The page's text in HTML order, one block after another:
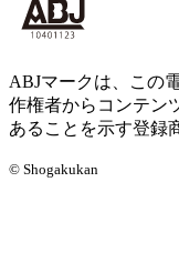
ABJマークは、この
作権者からコンテン
あることを示す登録
© Shogakukan